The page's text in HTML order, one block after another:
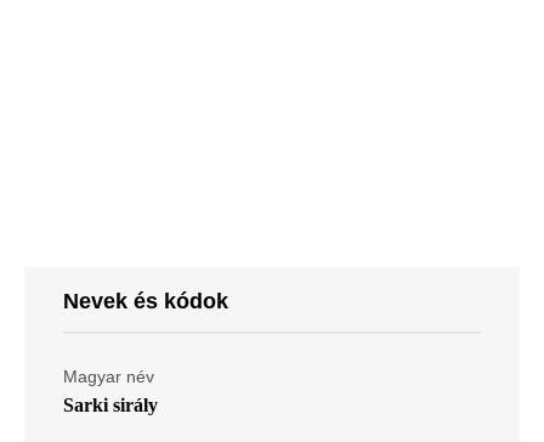
Nevek és kódok
Magyar név
Sarki sirály